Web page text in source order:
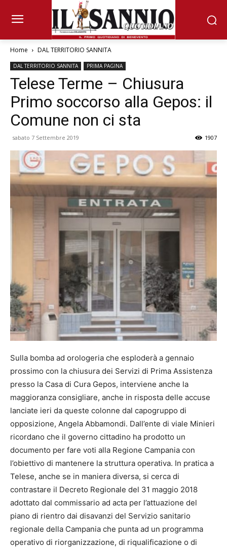
Home DAL TERRITORIO SANNITA
DAL TERRITORIO SANNITA PRIMA PAGINA
Telese Terme – Chiusura
Primo soccorso alla Gepos: il
Comune non ci sta
sabato 7 Settembre 2019 1907
Sulla bomba ad orologeria che esploderà a gennaio
prossimo con la chiusura dei Servizi di Prima Assistenza
presso la Casa di Cura Gepos, interviene anche la
maggioranza consigliare, anche in risposta delle accuse
lanciate ieri da queste colonne dal capogruppo di
opposizione, Angela Abbamondi. Dall’ente di viale Minieri
ricordano che il governo cittadino ha prodotto un
documento per fare voti alla Regione Campania con
l’obiettivo di mantenere la struttura operativa. In pratica a
Telese, anche se in maniera diversa, si cerca di
contrastare il Decreto Regionale del 31 maggio 2018
adottato dal commissario ad acta per l’attuazione del
piano di rientro dai disavanzi del Servizio sanitario
regionale della Campania che punta ad un programma
operativo di riorganizzazione, di riqualificazione o di